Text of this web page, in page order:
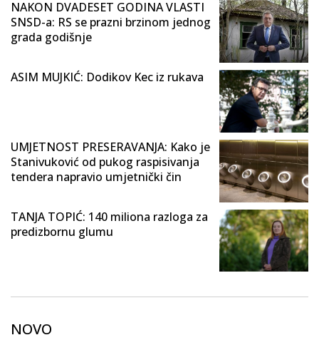
NAKON DVADESET GODINA VLASTI
SNSD-a: RS se prazni brzinom jednog
grada godišnje
ASIM MUJKIĆ: Dodikov Kec iz rukava
UMJETNOST PRESERAVANJA: Kako je
Stanivuković od pukog raspisivanja
tendera napravio umjetnički čin
TANJA TOPIĆ: 140 miliona razloga za
predizbornu glumu
NOVO